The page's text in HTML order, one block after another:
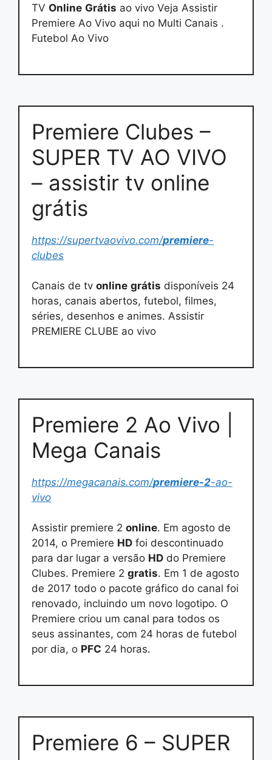
TV Online Grátis ao vivo Veja Assistir
Premiere Ao Vivo aqui no Multi Canais .
Futebol Ao Vivo
Premiere Clubes –
SUPER TV AO VIVO
– assistir tv online
grátis
https://supertvaovivo.com/premiere-
clubes
Canais de tv online grátis disponíveis 24
horas, canais abertos, futebol, filmes,
séries, desenhos e animes. Assistir
PREMIERE CLUBE ao vivo
Premiere 2 Ao Vivo |
Mega Canais
https://megacanais.com/premiere-2-ao-
vivo
Assistir premiere 2 online. Em agosto de
2014, o Premiere HD foi descontinuado
para dar lugar a versão HD do Premiere
Clubes. Premiere 2 gratis. Em 1 de agosto
de 2017 todo o pacote gráfico do canal foi
renovado, incluindo um novo logotipo. O
Premiere criou um canal para todos os
seus assinantes, com 24 horas de futebol
por dia, o PFC 24 horas.
Premiere 6 – SUPER